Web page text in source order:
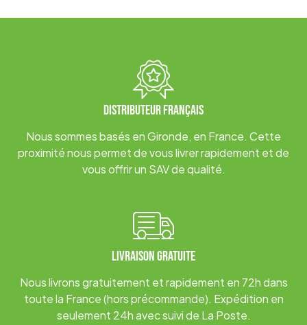
DISTRIBUTEUR FRANÇAIS
Nous sommes basés en Gironde, en France. Cette
proximité nous permet de vous livrer rapidement et de
vous offrir un SAV de qualité.
LIVRAISON GRATUITE
Nous livrons gratuitement et rapidement en 72h dans
toute la France (hors précommande). Expédition en
seulement 24h avec suivi de La Poste.